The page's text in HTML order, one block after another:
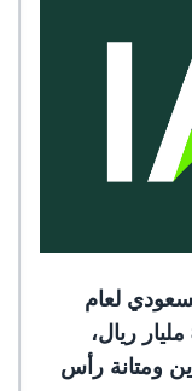
لعام
2025م نمو الاقساط المكتتبه لتتجاوز 84 مليار ريال،
ومتانة رأس